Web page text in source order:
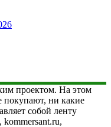
проектом. На этом
покупают, ни какие
собой ленту
kommersant.ru,